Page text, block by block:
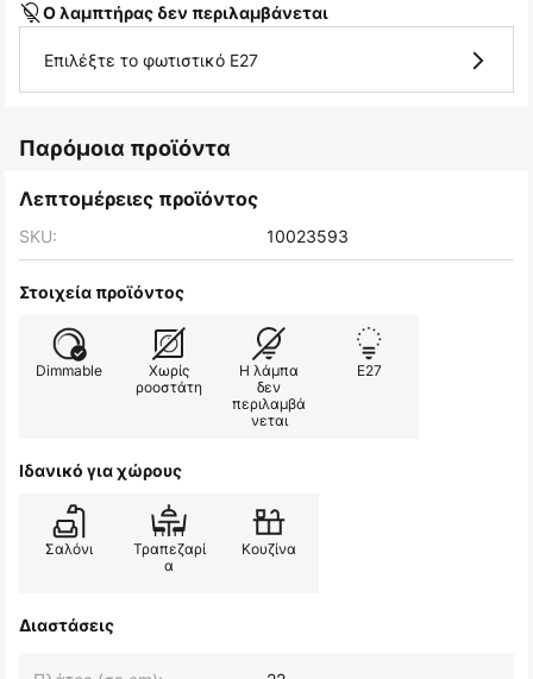
Ο λαμπτήρας δεν περιλαμβάνεται
Επιλέξτε το φωτιστικό E27
Παρόμοια προϊόντα
Λεπτομέρειες προϊόντος
SKU: 10023593
Στοιχεία προϊόντος
Dimmable
Χωρίς
ροοστάτη
Η λάμπα
δεν
περιλαμβά
νεται
E27
Ιδανικό για χώρους
Σαλόνι
Τραπεζαρί
α
Κουζίνα
Διαστάσεις